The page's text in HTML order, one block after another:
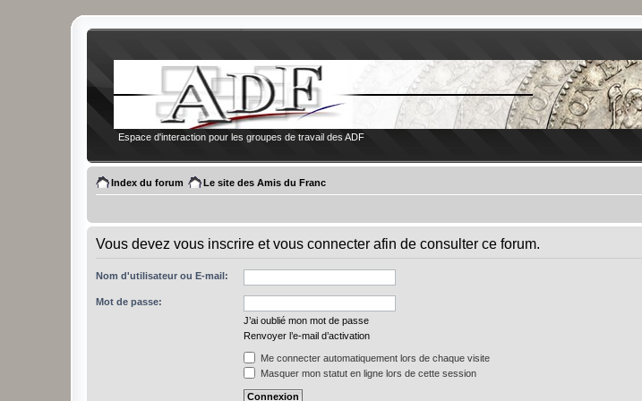
Espace d'interaction pour les groupes de travail des ADF
Index du forum Le site des Amis du Franc
Vous devez vous inscrire et vous connecter afin de consulter ce forum.
Nom d'utilisateur ou E-mail:
Mot de passe:
J’ai oublié mon mot de passe
Renvoyer l’e-mail d’activation
Me connecter automatiquement lors de chaque visite
Masquer mon statut en ligne lors de cette session